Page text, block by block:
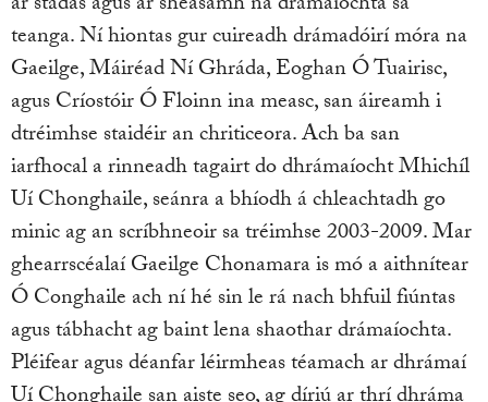
teanga. Ní hiontas gur cuireadh drámadóirí móra na
Gaeilge, Máiréad Ní Ghráda, Eoghan Ó Tuairisc,
agus Críostóir Ó Floinn ina measc, san áireamh i
dtréimhse staidéir an chriticeora. Ach ba san
iarfhocal a rinneadh tagairt do dhrámaíocht Mhichíl
Uí Chonghaile, seánra a bhíodh á chleachtadh go
minic ag an scríbhneoir sa tréimhse 2003-2009. Mar
ghearrscéalaí Gaeilge Chonamara is mó a aithnítear
Ó Conghaile ach ní hé sin le rá nach bhfuil fiúntas
agus tábhacht ag baint lena shaothar drámaíochta.
Pléifear agus déanfar léirmheas téamach ar dhrámaí